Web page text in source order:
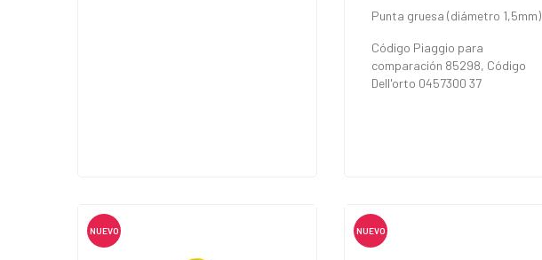
Punta gruesa (diámetro 1,5mm)
Código Piaggio para
comparación 85298, Código
Dell'orto 0457300 37
NUEVO NUEVO